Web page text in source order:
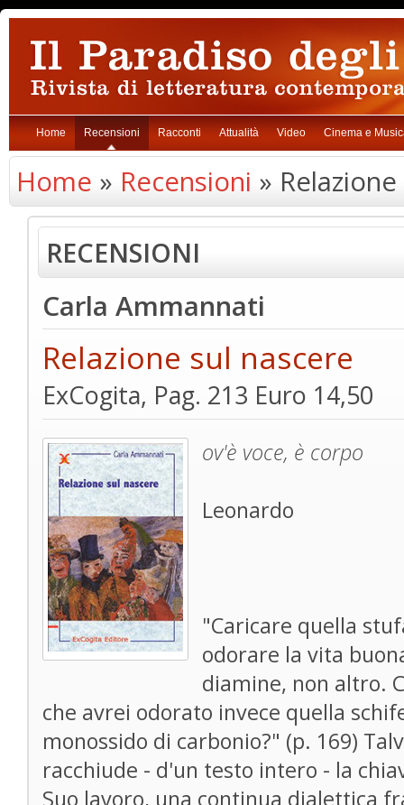
Home Recensioni Racconti Attualità Video Cinema e
Home » Recensioni »
RECENSIONI
Carla Ammannati
Relazione sul nascere
ExCogita, Pag. 213 Euro 14,50
ov'è voce, è corpo
Leonardo
"Caricare quella
odorare la vita
diamine, non altro.
che avrei odorato invece quella
monossido di carbonio?" (p. 169)
racchiude - d'un testo intero - la
Suo lavoro, una continua dialettica